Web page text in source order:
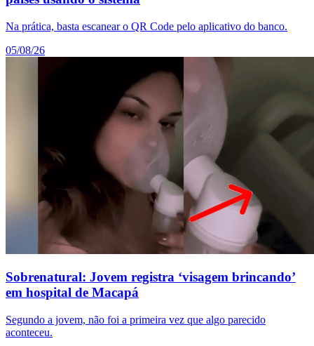
Na prática, basta escanear o QR Code pelo aplicativo do banco.
05/08/26
Sobrenatural: Jovem registra ‘visagem brincando’
em hospital de Macapá
Segundo a jovem, não foi a primeira vez que algo parecido
aconteceu.